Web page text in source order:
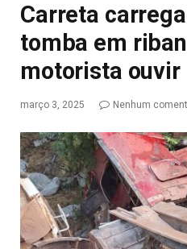
Carreta
tomba em
motorista ouvir
março 3, 2025 Nenhum